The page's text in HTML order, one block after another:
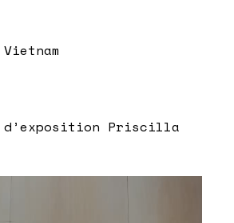
d’exposition Priscilla